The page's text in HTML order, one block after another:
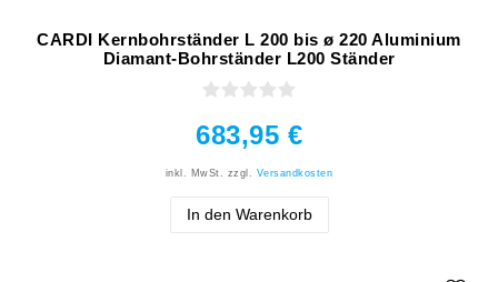
CARDI Kernbohrständer L 200 bis ø 220 Aluminium
Diamant-Bohrständer L200 Ständer
683,95 €
inkl. MwSt. zzgl. Versandkosten
In den Warenkorb